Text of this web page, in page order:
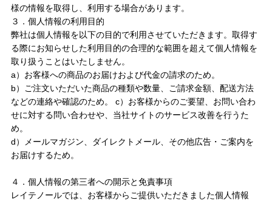
アクレス
ヴィプランツ →
その他（ここちあ）
エイチジン
2428
様の情報を取得し、利用する場合があります。
３．個人情報の利用目的
弊社は個人情報を以下の目的で利用させていただきます。取得す
る際にお知らせした利用目的の合理的な範囲を超えて個人情報を
取り扱うことはいたしません。
a）お客様への商品のお届けおよび代金の請求のため。
b）ご注文いただいた商品の種類や数量、ご請求金額、配送方法
などの連絡や確認のため。 c）お客様からのご要望、お問い合わ
せに対する問い合わせや、当社サイトのサービス改善を行うた
め。
d）メールマガジン、ダイレクトメール、その他広告・ご案内を
お届けするため。
４．個人情報の第三者への開示と免責事項
レイテノールでは、お客様からご提供いただきました個人情報